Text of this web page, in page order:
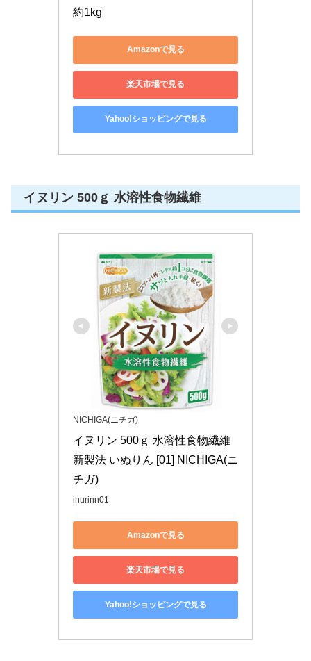
約1kg
Amazonで見る
楽天市場で見る
Yahoo!ショッピングで見る
イヌリン 500ｇ 水溶性食物繊維
NICHIGA(ニチガ)
イヌリン 500ｇ 水溶性食物繊維
新製法 いぬりん [01] NICHIGA(ニ
チガ)
inurinn01
Amazonで見る
楽天市場で見る
Yahoo!ショッピングで見る